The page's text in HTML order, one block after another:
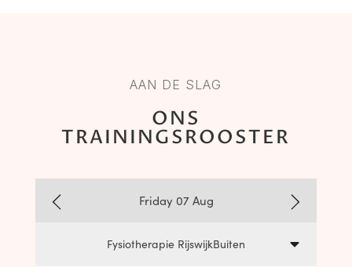
AAN DE SLAG
ONS
TRAININGSROOSTER